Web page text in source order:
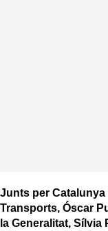
Junts per Catalunya
Transports, Óscar
la Generalitat, Sílvia